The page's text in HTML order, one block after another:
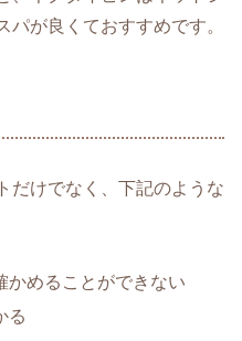
パが良くておすすめです。
だけでなく、下記のような
かめることができない
る